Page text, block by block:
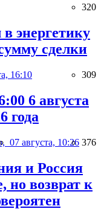
320
энергетику
сделки
16:10 309
6 августа
года
07 августа, 10:26 376
и Россия
но возврат к